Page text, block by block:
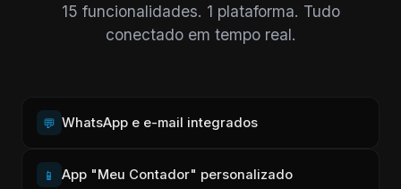
15 funcionalidades. 1 plataforma. Tudo
conectado em tempo real.
💬 WhatsApp e e-mail integrados
📱 App "Meu Contador" personalizado